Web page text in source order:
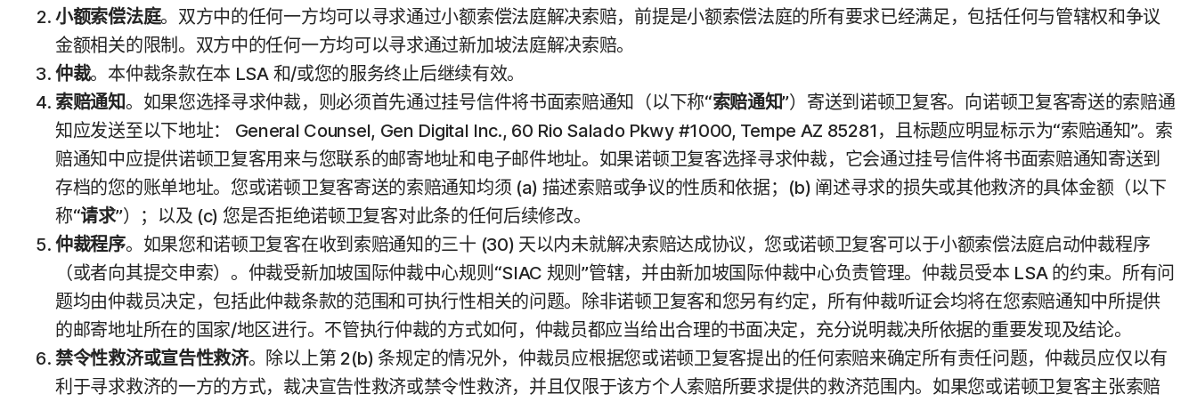
小额索偿法庭。双方中的任何一方均可以寻求通过小额索偿法庭解决索赔，前提是小额索偿法庭的所有要求已经满足，包括任何与管辖权和争议
金额相关的限制。双方中的任何一方均可以寻求通过新加坡法庭解决索赔。
仲裁。本仲裁条款在本 LSA 和/或您的服务终止后继续有效。
索赔通知。如果您选择寻求仲裁，则必须首先通过挂号信件将书面索赔通知（以下称“索赔通知”）寄送到诺顿卫复客。向诺顿卫复客寄送的索赔通
知应发送至以下地址： General Counsel, Gen Digital Inc., 60 Rio Salado Pkwy #1000, Tempe AZ 85281，且标题应明显标示为“索赔通知”。索
赔通知中应提供诺顿卫复客用来与您联系的邮寄地址和电子邮件地址。如果诺顿卫复客选择寻求仲裁，它会通过挂号信件将书面索赔通知寄送到
存档的您的账单地址。您或诺顿卫复客寄送的索赔通知均须 (a) 描述索赔或争议的性质和依据；(b) 阐述寻求的损失或其他救济的具体金额（以下
称“请求”）；以及 (c) 您是否拒绝诺顿卫复客对此条的任何后续修改。
仲裁程序。如果您和诺顿卫复客在收到索赔通知的三十 (30) 天以内未就解决索赔达成协议，您或诺顿卫复客可以于小额索偿法庭启动仲裁程序
（或者向其提交申索）。仲裁受新加坡国际仲裁中心规则“SIAC 规则”管辖，并由新加坡国际仲裁中心负责管理。仲裁员受本 LSA 的约束。所有问
题均由仲裁员决定，包括此仲裁条款的范围和可执行性相关的问题。除非诺顿卫复客和您另有约定，所有仲裁听证会均将在您索赔通知中所提供
的邮寄地址所在的国家/地区进行。不管执行仲裁的方式如何，仲裁员都应当给出合理的书面决定，充分说明裁决所依据的重要发现及结论。
禁令性救济或宣告性救济。除以上第 2(b) 条规定的情况外，仲裁员应根据您或诺顿卫复客提出的任何索赔来确定所有责任问题，仲裁员应仅以有
利于寻求救济的一方的方式，裁决宣告性救济或禁令性救济，并且仅限于该方个人索赔所要求提供的救济范围内。如果您或诺顿卫复客主张索赔